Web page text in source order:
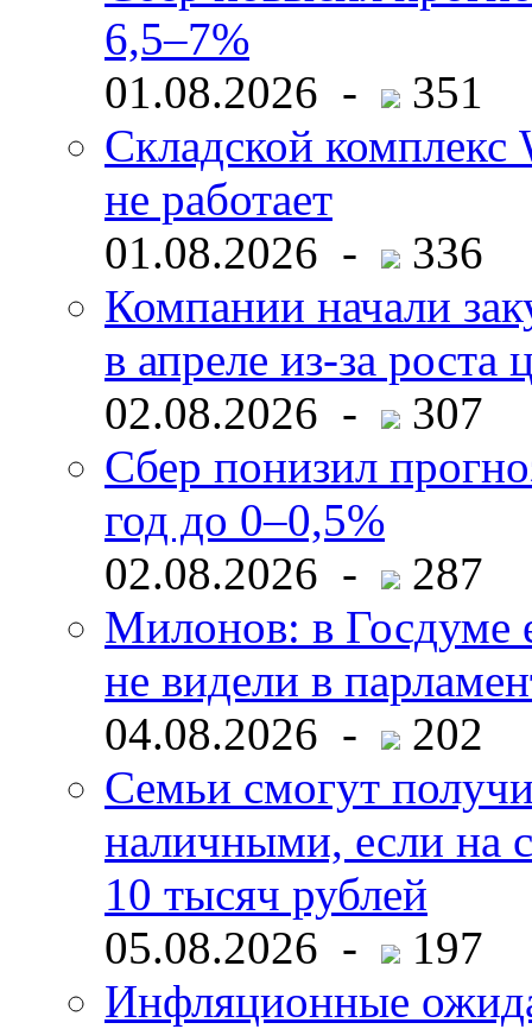
6,5–7%
01.08.2026 -
351
Складской комплекс
не работает
01.08.2026 -
336
Компании начали
в апреле из-за роста
02.08.2026 -
307
Сбер понизил
год до 0–0,5%
02.08.2026 -
287
Милонов: в Госдуме
не видели в
04.08.2026 -
202
Семьи смогут
наличными, если на
10 тысяч рублей
05.08.2026 -
197
Инфляционные